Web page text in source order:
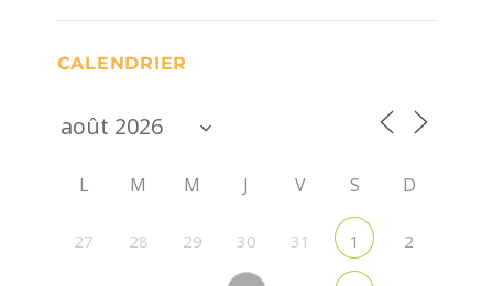
CALENDRIER
L M M J V S D
27 28 29 30 31 1 2